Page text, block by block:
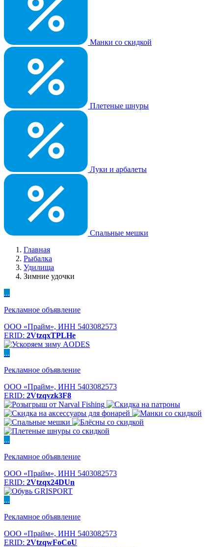
Манки со скидкой
Плетеные шнуры
Луки и арбалеты
Спальные мешки
Главная
Рыбалка
Удилища
Зимние удочки
...
Рекламное объявление
ООО «Прайм», ИНН 5403082573
ERID: 2VtzqxTPLHe
...
Рекламное объявление
ООО «Прайм», ИНН 5403082573
ERID: 2Vtzqvzk3F8
...
Рекламное объявление
ООО «Прайм», ИНН 5403082573
ERID: 2Vtzqx24DUn
...
Рекламное объявление
ООО «Прайм», ИНН 5403082573
ERID: 2VtzqwFoCoU